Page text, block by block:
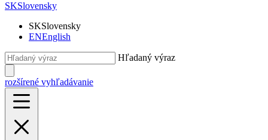
SKSlovensky
SKSlovensky
ENEnglish
Hľadaný výraz
rozšírené vyhľadávanie